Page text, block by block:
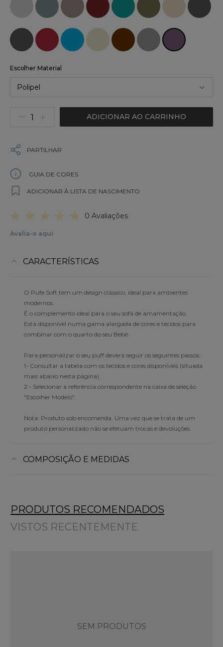
Escolher Material
Polipel
ADICIONAR AO CARRINHO
PARTILHAR
GUIA DE CORES
ADICIONAR À LISTA DE NASCIMENTO
0 Avaliações
Avalia-o aqui
CARACTERÍSTICAS
O Pufe Soft tem um design clássico, ideal para ambientes
modernos.
É o complemento ideal para o seu sofá de amamentação.
Está disponível numa gama alargada de cores e tecidos para
combinar com o quarto do seu Bebé.
Para personalizar o seu puff deverá seguir os seguintes passos:
1- Consultar a tabela com os tecidos e cores disponíveis (situada
mais abaixo nesta página).
2 - Selecionar a referência correspondente na caixa de seleção
"Escolher Modelo".
Nota: Produto sob encomenda. Uma vez que se trata de um
produto personalizado não se efetuam trocas e devoluções.
COMPOSIÇÃO E MEDIDAS
PRODUTOS RECOMENDADOS
VISTOS RECENTEMENTE
SEM PRODUTOS